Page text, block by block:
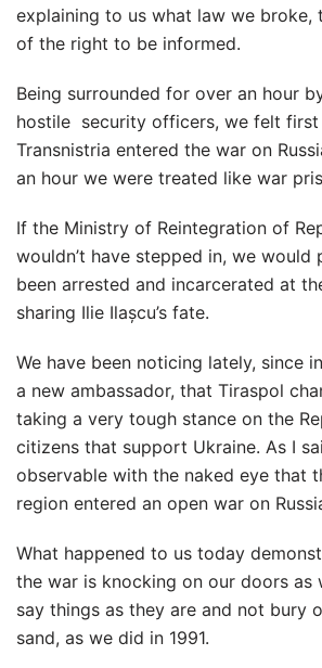
explaining to us what law we broke,
of the right to be informed.
Being surrounded for over an hour
hostile security officers, we felt first
Transnistria entered the war on
an hour we were treated like war
If the Ministry of Reintegration of
wouldn’t have stepped in, we would
been arrested and incarcerated at
sharing Ilie Ilașcu’s fate.
We have been noticing lately, since
a new ambassador, that Tiraspol
taking a very tough stance on the
citizens that support Ukraine. As I
observable with the naked eye that
region entered an open war on
What happened to us today
the war is knocking on our doors as
say things as they are and not bury
sand, as we did in 1991.